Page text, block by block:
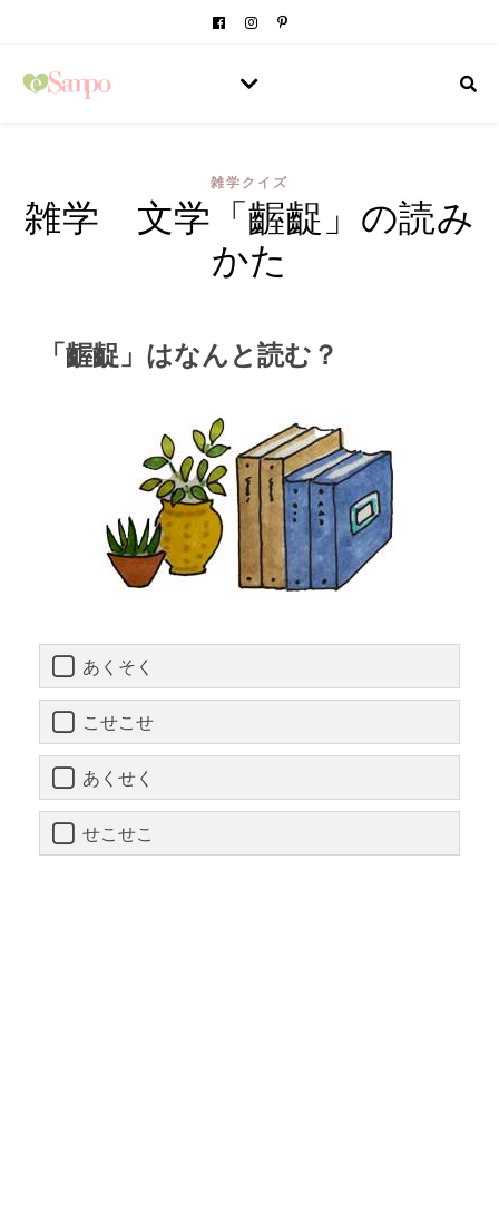
雑学クイズ
雑学 文学「齷齪」の読み
かた
「齷齪」はなんと読む？
あくそく
こせこせ
あくせく
せこせこ